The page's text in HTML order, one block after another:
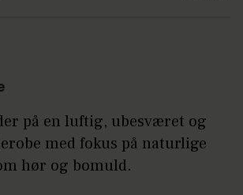
på en luftig, ubesværet og
med fokus på naturlige
hør og bomuld.